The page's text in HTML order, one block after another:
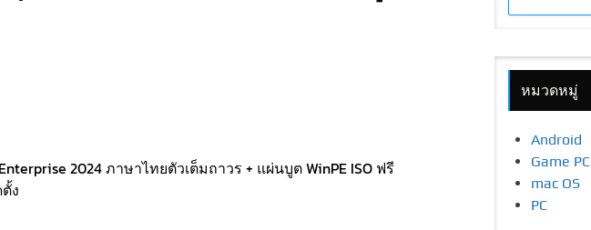
2024 ภาษาไทยตัวเต็มถาวร + แผ่นบูต WinPE ISO ฟรี
ง
หมวดหมู่
Android
Game PC
mac OS
PC